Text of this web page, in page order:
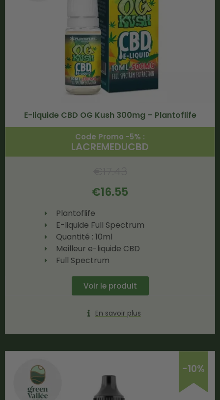
E-liquide CBD OG Kush 300mg – Plantoflife
Code Promo -5% :
LACREMEDUCBD
€16.55
Plantoflife
E-liquide Full Spectrum
Quantité : 10ml
Meilleur e-liquide CBD
Full Spectrum
Voir le produit
En savoir plus
-10%